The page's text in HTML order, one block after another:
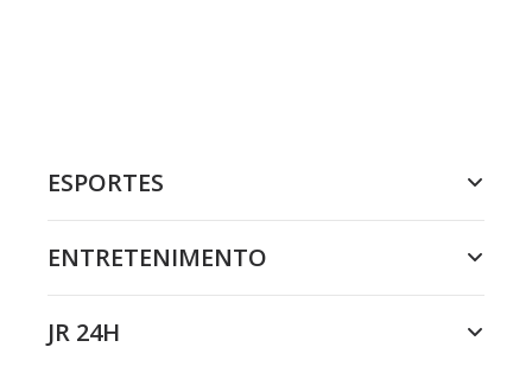
ESPORTES
ENTRETENIMENTO
JR 24H